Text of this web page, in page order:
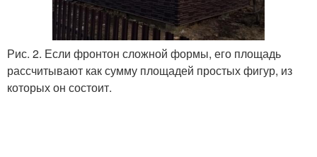
Рис. 2. Если фронтон сложной формы, его площадь
рассчитывают как сумму площадей простых фигур, из
которых он состоит.